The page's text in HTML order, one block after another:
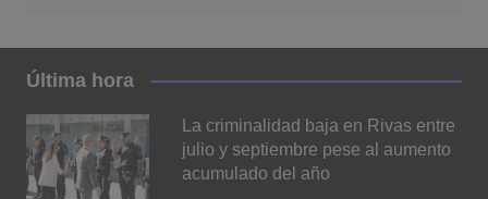
Última hora
La criminalidad baja en Rivas entre
julio y septiembre pese al aumento
acumulado del año